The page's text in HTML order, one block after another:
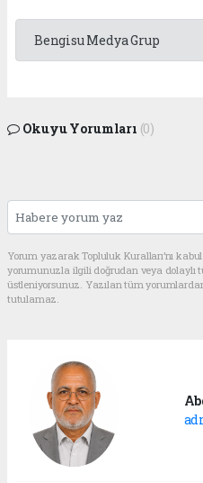
Bengisu Medya Grup
Okuyu Yorumları (0)
Yorum yazarak Topluluk Kuralları’nı
yorumunuzla ilgili doğrudan veya dolaylı
üstleniyorsunuz. Yazılan tüm
tutulamaz.